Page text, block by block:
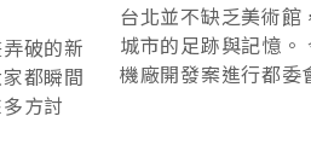
破的新
都瞬間
方討
台北並不缺乏美術
城市的足跡與記憶
機廠開發案進行都委